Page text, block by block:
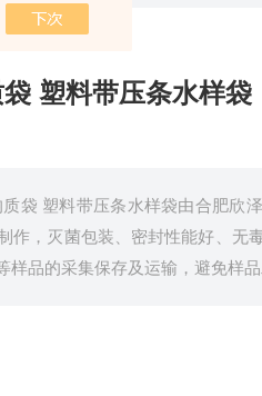
塑料带压条水样袋
袋 塑料带压条水样袋由合肥欣
作，灭菌包装、密封性能好、无
样品的采集保存及运输，避免样